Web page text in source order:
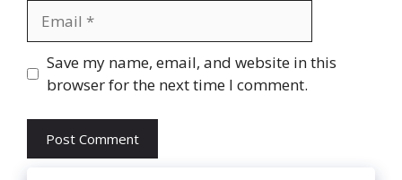
Website
Save my name, email, and website in this
browser for the next time I comment.